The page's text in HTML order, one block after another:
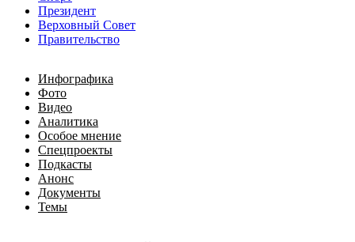
Президент
Верховный Совет
Правительство
Инфографика
Фото
Видео
Аналитика
Особое мнение
Спецпроекты
Подкасты
Анонс
Документы
Темы